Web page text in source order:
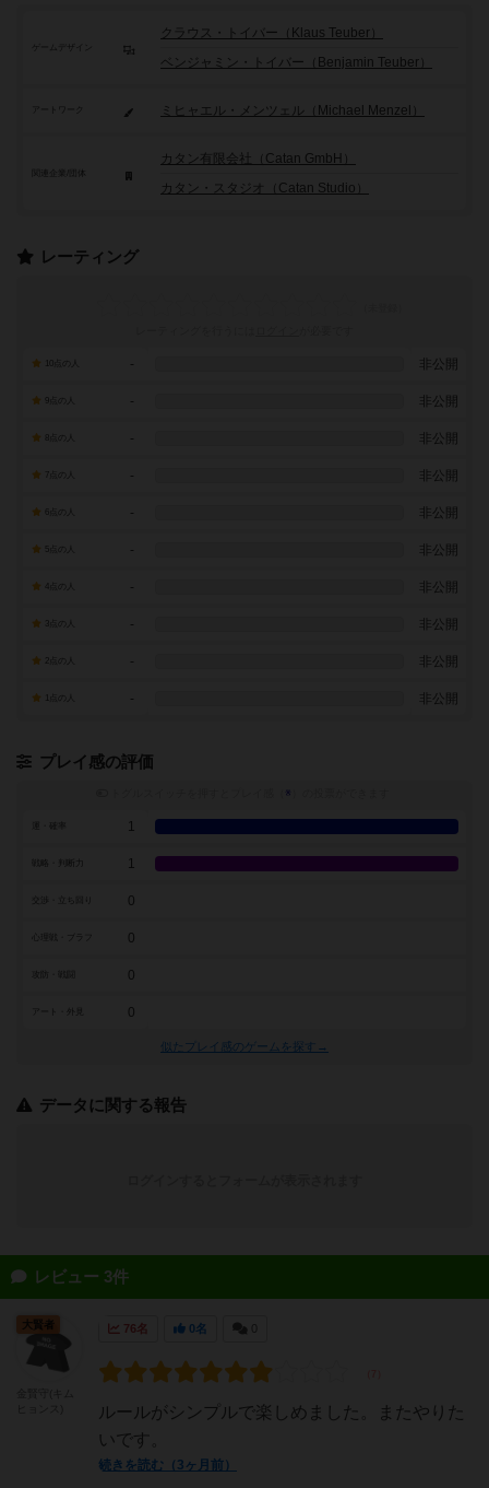
ゲームデザイン
クラウス・トイバー（Klaus Teuber）
ベンジャミン・トイバー（Benjamin Teuber）
アートワーク ミヒャエル・メンツェル（Michael Menzel）
カタン有限会社（Catan GmbH）
カタン・スタジオ（Catan Studio）
レーティング
- 非公開
- 非公開
- 非公開
7点の人 - 非公開
- 非公開
- 非公開
- 非公開
- 非公開
- 非公開
- 非公開
プレイ感の評価
※
1
戦略・判断力 1
0
0
0
アート・外見 0
似たプレイ感のゲームを探す→
データに関する報告
レビュー 3件
76名 0名
ルールがシンプルで楽しめました。またやりた
いです。
続きを読む（3ヶ月前）
大賢者